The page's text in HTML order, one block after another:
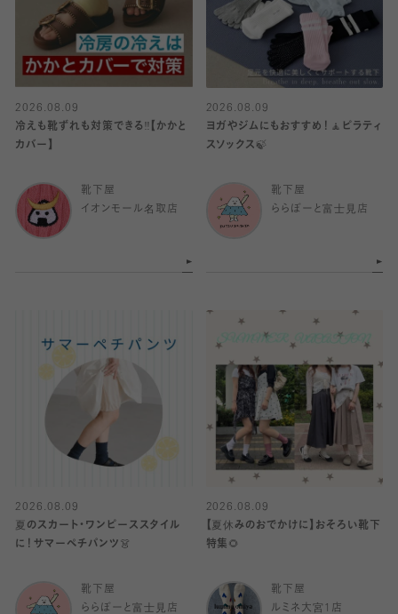
2026.08.09
冷えも靴ずれも対策できる‼️【かかと
カバー】
靴下屋
イオンモール名取店
2026.08.09
ヨガやジムにもおすすめ！🧘ピラティ
スソックス🍃
靴下屋
ららぽーと富士見店
2026.08.09
夏のスカート・ワンピーススタイル
に！サマーペチパンツ👗
靴下屋
ららぽーと富士見店
2026.08.09
【夏休みのおでかけに】おそろい靴下
特集🌻
靴下屋
ルミネ大宮1店